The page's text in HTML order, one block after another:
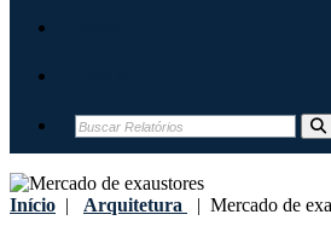
Início | Arquitetura | Mercado de